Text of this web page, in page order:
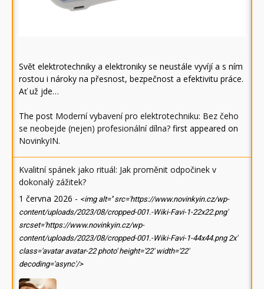
Svět elektrotechniky a elektroniky se neustále vyvíjí a s ním
rostou i nároky na přesnost, bezpečnost a efektivitu práce.
Ať už jde…
The post Moderní vybavení pro elektrotechniku: Bez čeho
se neobejde (nejen) profesionální dílna? first appeared on
NovinkyIN.
Kvalitní spánek jako rituál: Jak proměnit odpočinek v
dokonalý zážitek?
1 června 2026 - <img alt='' src='https://www.novinkyin.cz/wp-
content/uploads/2023/08/cropped-001.-Wiki-Favi-1-22x22.png'
srcset='https://www.novinkyin.cz/wp-
content/uploads/2023/08/cropped-001.-Wiki-Favi-1-44x44.png 2x'
class='avatar avatar-22 photo' height='22' width='22'
decoding='async'/>